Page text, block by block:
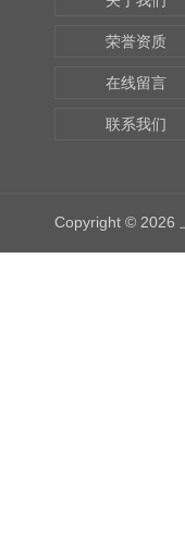
荣誉资质
在线留言
联系我们
Copyright © 2026